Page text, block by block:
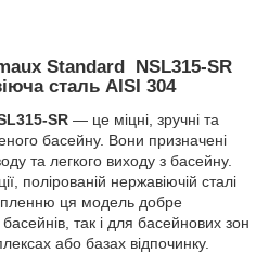
Standard NSL315-SR
сталь AISI 304
SR — це міцні, зручні та
басейну. Вони призначені
та легкого виходу з басейну.
полірованій нержавіючій сталі
ця модель добре
так і для басейнових зон
або базах відпочинку.